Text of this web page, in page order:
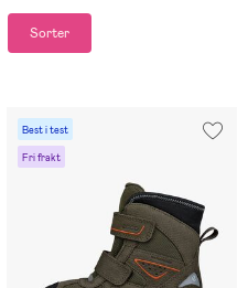
Sorter
Best i test
Fri frakt